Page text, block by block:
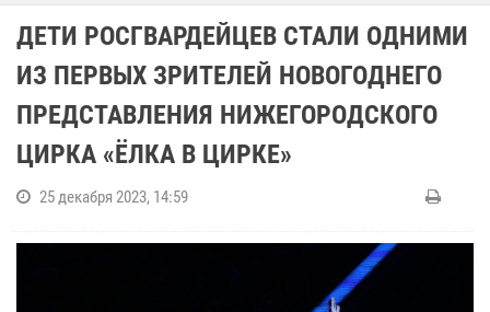
ДЕТИ РОСГВАРДЕЙЦЕВ СТАЛИ ОДНИМИ
ИЗ ПЕРВЫХ ЗРИТЕЛЕЙ НОВОГОДНЕГО
ПРЕДСТАВЛЕНИЯ НИЖЕГОРОДСКОГО
ЦИРКА «ЁЛКА В ЦИРКЕ»
25 декабря 2023, 14:59